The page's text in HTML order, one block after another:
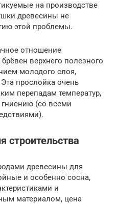
на производстве
древесины не
этой проблемы.
отношение
верхнего полезного
молодого слоя,
прослойка очень
перепадам температур,
(со всеми
строительства
древесины для
и особенно сосна,
и
материалом, цена